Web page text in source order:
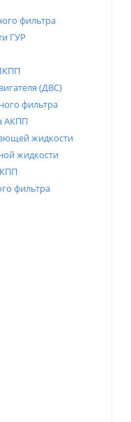
фильтра
ГУР
(ДВС)
фильтра
АКПП
жидкости
жидкости
фильтра